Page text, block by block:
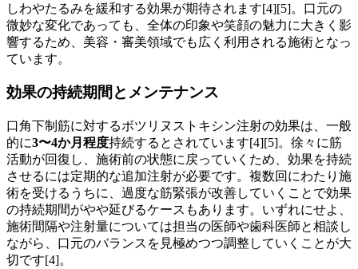
しわやたるみを緩和する効果が期待されます[4][5]。口元の
微妙な変化であっても、全体の印象や笑顔の魅力に大きく影
響するため、美容・審美領域でも広く利用される施術となっ
ています。
効果の持続期間とメンテナンス
口角下制筋に対するボツリヌストキシン注射の効果は、一般
的に3〜4か月程度持続するとされています[4][5]。徐々に筋
活動が回復し、施術前の状態に戻っていくため、効果を持続
させるには定期的な追加注射が必要です。複数回にわたり施
術を受けるうちに、過度な筋緊張が改善していくことで効果
の持続期間がやや延びるケースもあります。いずれにせよ、
施術間隔や注射量については担当の医師や歯科医師と相談し
ながら、口元のバランスを見極めつつ調整していくことが大
切です[4]。